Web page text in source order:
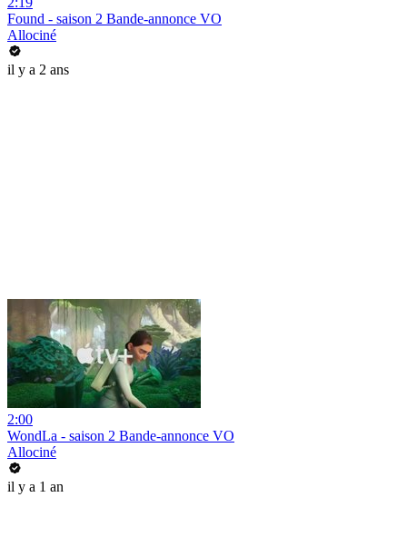
Found - saison 2 Bande-annonce VO
Allociné
il y a 2 ans
2:00
WondLa - saison 2 Bande-annonce VO
Allociné
il y a 1 an